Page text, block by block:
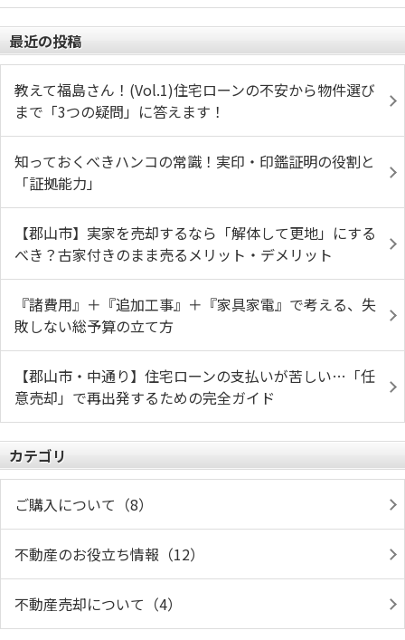
最近の投稿
教えて福島さん！(Vol.1)住宅ローンの不安から物件選び
まで「3つの疑問」に答えます！
知っておくべきハンコの常識！実印・印鑑証明の役割と
「証拠能力」
【郡山市】実家を売却するなら「解体して更地」にする
べき？古家付きのまま売るメリット・デメリット
『諸費用』＋『追加工事』＋『家具家電』で考える、失
敗しない総予算の立て方
【郡山市・中通り】住宅ローンの支払いが苦しい…「任
意売却」で再出発するための完全ガイド
カテゴリ
ご購入について（8）
不動産のお役立ち情報（12）
不動産売却について（4）